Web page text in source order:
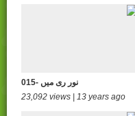
015- نور ری میں
23,092 views | 13 years ago